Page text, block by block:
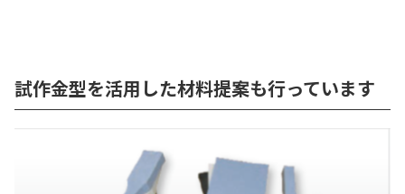
試作金型を活用した材料提案も行っています